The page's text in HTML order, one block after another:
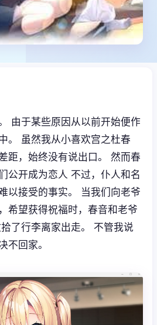
由于某些原因从以前开始便作
。 虽然我从小喜欢宫之杜春
距，始终没有说出口。 然而春
公开成为恋人 不过，仆人和名
以接受的事实。 当我们向老爷
望获得祝福时，春音和老爷
了行李离家出走。 不管我说
不回家。